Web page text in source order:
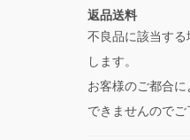
返品送料
不良品に該当す
します。
お客様のご都合
できませんのでご